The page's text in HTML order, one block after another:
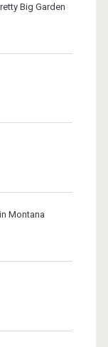
Big Garden
Montana